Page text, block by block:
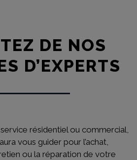
DE NOS
D’EXPERTS
résidentiel ou commercial,
vous guider pour l’achat,
ou la réparation de votre